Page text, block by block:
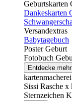
Geburtskarten
Dankeskarten
Versandextras
Babytagebuch
Poster Geburt
Fotobuch
Entdecke mehr
Sissi Rasche x
Sternzeichen